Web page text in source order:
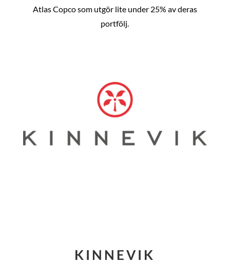
Atlas Copco som utgör lite under 25% av deras
portfölj.
KINNEVIK